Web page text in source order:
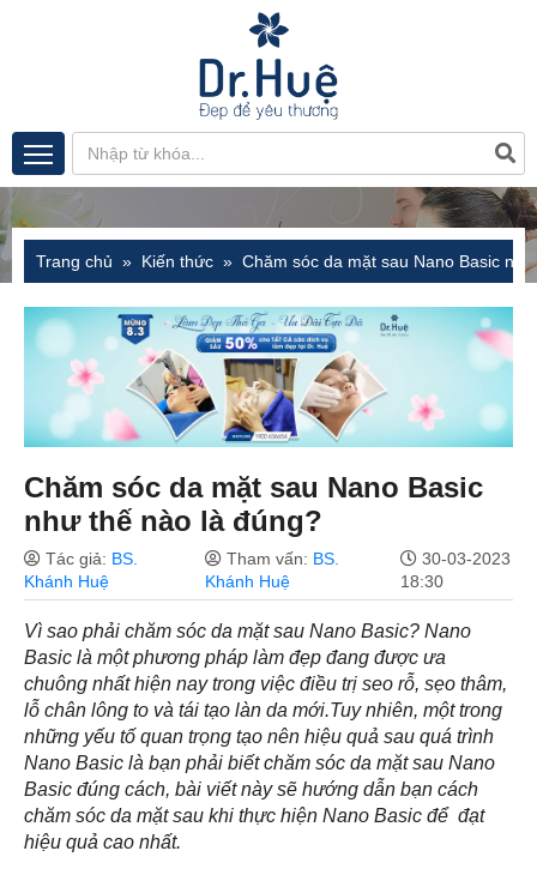
Trang chủ Kiến thức Chăm sóc da mặt sau Nano Basic
Chăm sóc da mặt sau Nano Basic
như thế nào là đúng?
Tác giả: BS.
Khánh Huệ
Tham vấn: BS.
Khánh Huệ
30-03-2023
18:30
Vì sao phải chăm sóc da mặt sau Nano Basic? Nano
Basic là một phương pháp làm đẹp đang được ưa
chuông nhất hiện nay trong việc điều trị seo rỗ, sẹo thâm,
lỗ chân lông to và tái tạo làn da mới.Tuy nhiên, một trong
những yếu tố quan trọng tạo nên hiệu quả sau quá trình
Nano Basic là bạn phải biết chăm sóc da mặt sau Nano
Basic đúng cách, bài viết này sẽ hướng dẫn bạn cách
chăm sóc da mặt sau khi thực hiện Nano Basic để đạt
hiệu quả cao nhất.